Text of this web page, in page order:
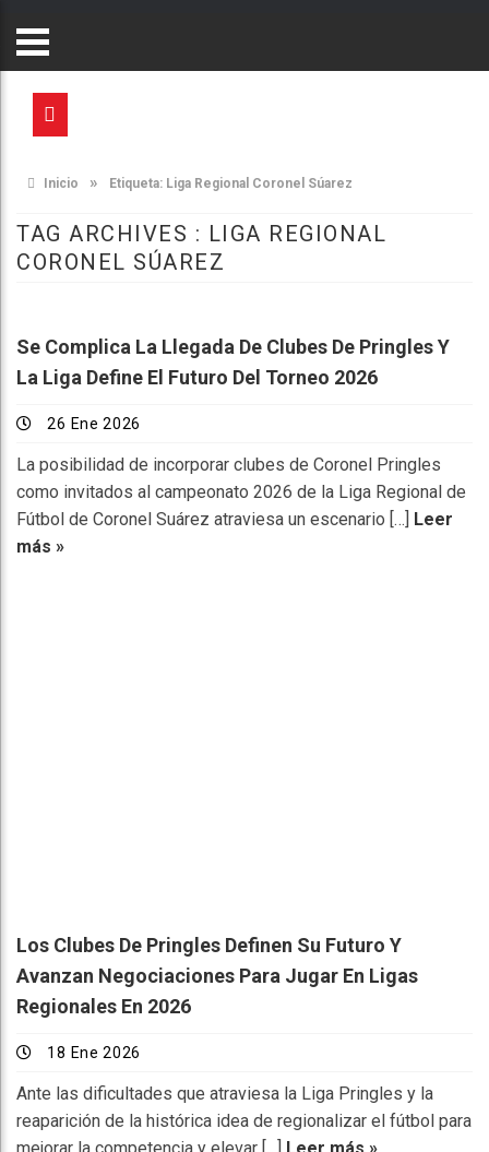
Inicio » Etiqueta: Liga Regional Coronel Súarez
TAG ARCHIVES : LIGA REGIONAL
CORONEL SÚAREZ
Se Complica La Llegada De Clubes De Pringles Y
La Liga Define El Futuro Del Torneo 2026
26 Ene 2026
La posibilidad de incorporar clubes de Coronel Pringles
como invitados al campeonato 2026 de la Liga Regional de
Fútbol de Coronel Suárez atraviesa un escenario […] Leer
más »
Los Clubes De Pringles Definen Su Futuro Y
Avanzan Negociaciones Para Jugar En Ligas
Regionales En 2026
18 Ene 2026
Ante las dificultades que atraviesa la Liga Pringles y la
reaparición de la histórica idea de regionalizar el fútbol para
mejorar la competencia y elevar […] Leer más »